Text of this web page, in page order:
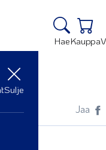
HaeKauppa
Sulje
Jaa